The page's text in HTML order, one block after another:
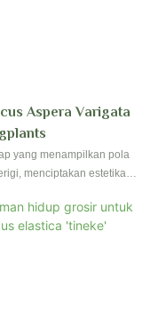
Aspera Varigata
yang menampilkan pola
menciptakan estetika
yang stabil, pola daun
menjanjikan daya